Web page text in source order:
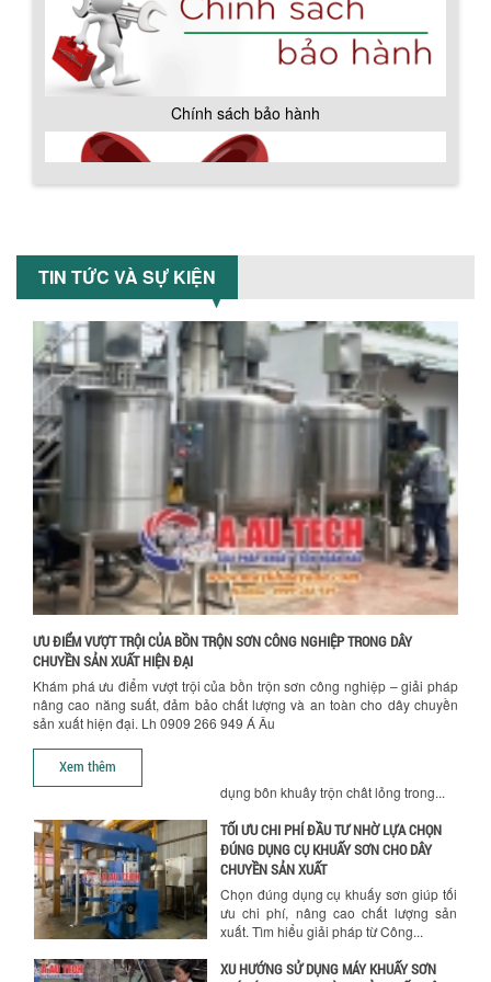
Hướng dẫn thanh toán mua hàng
TIN TỨC VÀ SỰ KIỆN
ƯU ĐIỂM VƯỢT TRỘI CỦA BỒN TRỘN SƠN CÔNG NGHIỆP TRONG DÂY
CHUYỀN SẢN XUẤT HIỆN ĐẠI
Khám phá ưu điểm vượt trội của bồn trộn sơn công nghiệp – giải pháp
nâng cao năng suất, đảm bảo chất lượng và an toàn cho dây chuyền
sản xuất hiện đại. Lh 0909 266 949 Á Âu
Xem thêm
công nghiệp giảm sốc lên đến 20%.
Tiết kiệm chi phí, nhận ngay máy
TỐI ƯU CHI PHÍ SẢN XUẤT VỚI MÁY TRỘN
SƠN CÔNG NGHIỆP HIỆN ĐẠI
Khám phá cách máy trộn sơn công
nghiệp giúp doanh nghiệp tiết kiệm
CHỌN MÁY KHUẤY TRỘN HÓA CHẤT CHO
Khám phá những tiêu chí quan trọng
giúp doanh nghiệp lựa chọn máy khuấy
trộn hóa chất phù hợp. Từ máy khuấy
hóa...
NHỮNG YẾU TỐ QUYẾT ĐỊNH KHI CHỌN
BỒN KHUẤY SƠN: VẬT LIỆU, DUNG TÍCH VÀ
CÔNG SUẤT KHUẤY
Khám phá các yếu tố quan trọng khi
chọn bồn khuấy sơn: Vật liệu, dung tích
và công suất khuấy. Giải pháp tối...
BỒN KHUẤY TRỘN CHẤT LỎNG CHO
NGÀNH HÓA CHẤT: NHỮNG YẾU TỐ QUYẾT
ĐỊNH CHẤT LƯỢNG SẢN PHẨM CUỐI
CÙNG
Khám phá những yếu tố quan trọng
quyết định chất lượng sản phẩm khi sử
dụng bồn khuấy trộn chất lỏng trong...
TỐI ƯU CHI PHÍ ĐẦU TƯ NHỜ LỰA CHỌN
ĐÚNG DỤNG CỤ KHUẤY SƠN CHO DÂY
CHUYỀN SẢN XUẤT
xuất. Tìm hiểu giải pháp từ Công...
XU HƯỚNG SỬ DỤNG MÁY KHUẤY SƠN
KHÍ NÉN TRONG NGÀNH SẢN XUẤT HIỆN
ĐẠI: AN TOÀN – TIẾT KIỆM – BỀN BỈ
Khám phá xu hướng máy khuấy sơn khí
nén – Giải pháp an toàn, tiết kiệm, bền
bỉ cho sản xuất sơn công nghiệp...
CÓ NÊN ĐẦU TƯ MÁY NGHIỀN DUNG MÔI